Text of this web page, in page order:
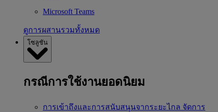
Microsoft Teams
ดูการผสานรวมทั้งหมด
โซลูชัน
กรณีการใช้งานยอดนิยม
การเข้าถึงและการสนับสนุนจากระยะไกล จัดการ